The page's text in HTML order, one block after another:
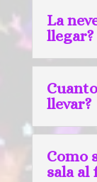
La
llegar?
llevar?
Como
sala al